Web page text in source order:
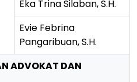
Eka Trina Silaban, S.H.
Evie Febrina
Pangaribuan, S.H.
ADVOKAT DAN